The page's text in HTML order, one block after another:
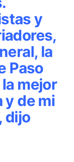
y
la
Paso
mejor
y de mi
dijo